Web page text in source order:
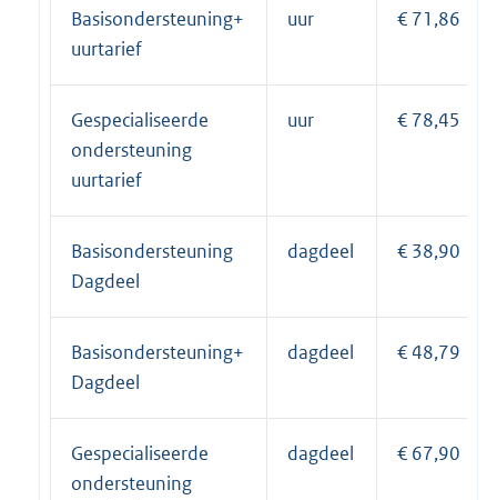
Basisondersteuning+
uurtarief
uur € 71,86
Gespecialiseerde
ondersteuning
uurtarief
uur € 78,45
Basisondersteuning
Dagdeel
dagdeel € 38,90
Basisondersteuning+
Dagdeel
dagdeel € 48,79
Gespecialiseerde
ondersteuning
dagdeel € 67,90